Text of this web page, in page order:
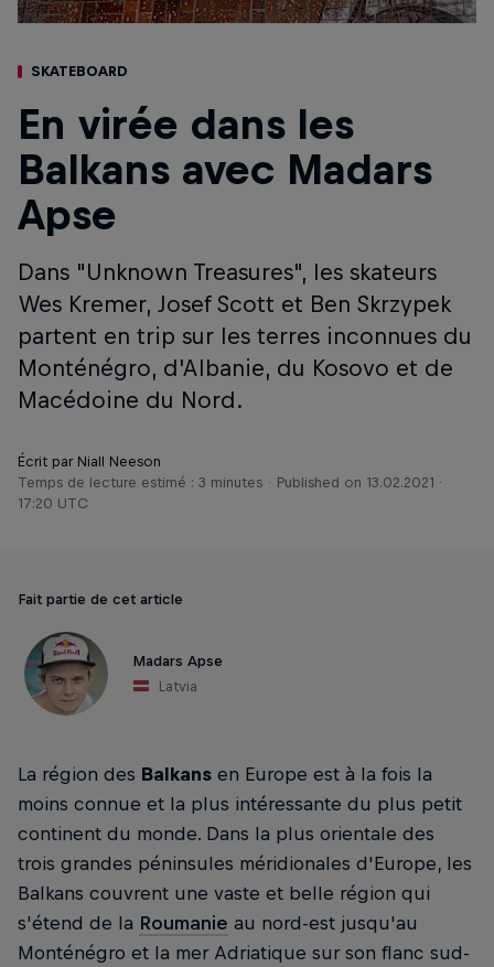
SKATEBOARD
En virée dans les
Balkans avec Madars
Apse
Dans "Unknown Treasures", les skateurs
Wes Kremer, Josef Scott et Ben Skrzypek
partent en trip sur les terres inconnues du
Monténégro, d'Albanie, du Kosovo et de
Macédoine du Nord.
Écrit par Niall Neeson
Temps de lecture estimé : 3 minutes
Published on 13.02.2021 ·
17:20 UTC
Fait partie de cet article
Madars Apse
Latvia
La région des Balkans en Europe est à la fois la
moins connue et la plus intéressante du plus petit
continent du monde. Dans la plus orientale des
trois grandes péninsules méridionales d'Europe, les
Balkans couvrent une vaste et belle région qui
s'étend de la Roumanie au nord-est jusqu'au
Monténégro et la mer Adriatique sur son flanc sud-